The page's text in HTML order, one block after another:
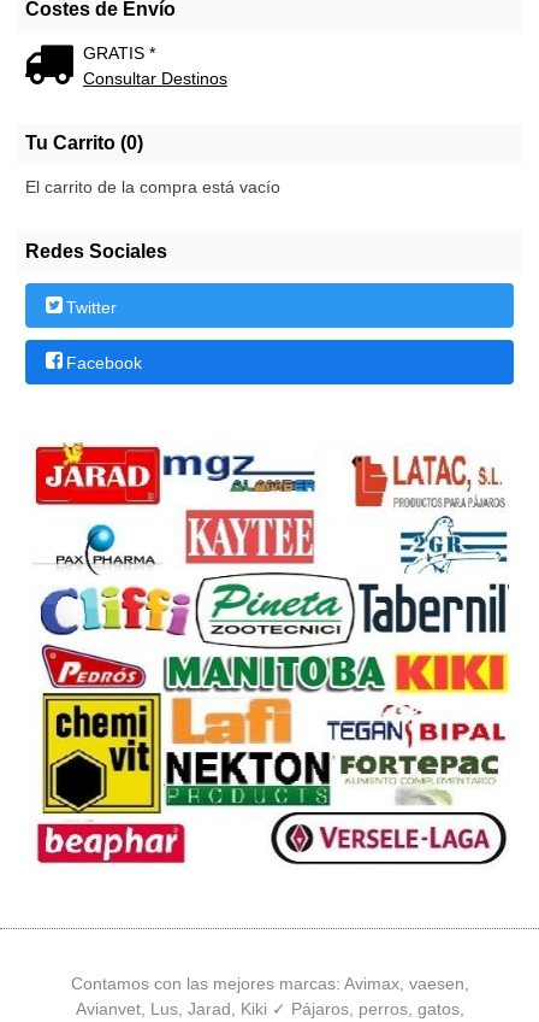
Costes de Envío
GRATIS *
Consultar Destinos
Tu Carrito (0)
El carrito de la compra está vacío
Redes Sociales
Twitter
Facebook
Contamos con las mejores marcas: Avimax, vaesen,
Avianvet, Lus, Jarad, Kiki ✓ Pájaros, perros, gatos,